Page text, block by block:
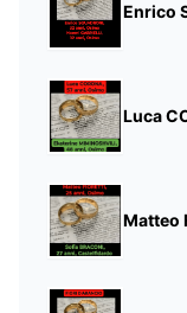
Enrico
Luca
Matteo